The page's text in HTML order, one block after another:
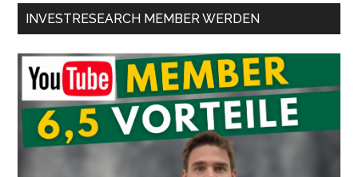
INVESTRESEARCH MEMBER WERDEN